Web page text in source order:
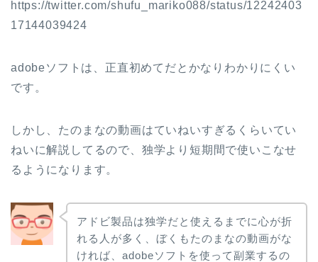
https://twitter.com/shufu_mariko088/status/12242403
17144039424
adobeソフトは、正直初めてだとかなりわかりにくい
です。
しかし、たのまなの動画はていねいすぎるくらいてい
ねいに解説してるので、独学より短期間で使いこなせ
るようになります。
アドビ製品は独学だと使えるまでに心が折
れる人が多く、ぼくもたのまなの動画がな
ければ、adobeソフトを使って副業するの